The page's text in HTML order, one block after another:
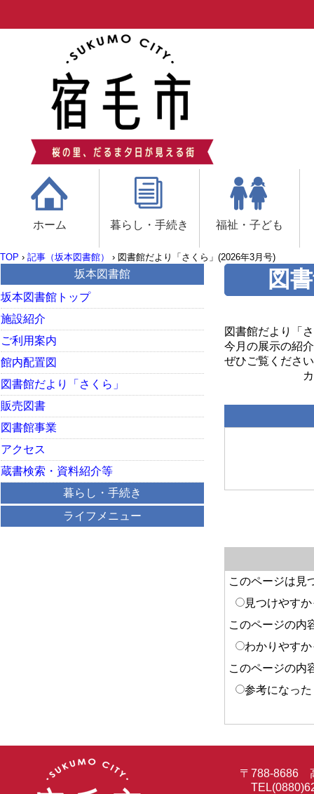
ホーム 暮らし・手続き 福祉・子ども
TOP › 記事（坂本図書館） › 図書館だより「さくら」(2026年3月号)
図
図書館だより「
今月の展示の紹
ぜひご覧くださ
このページは見
見つけやす
このページの内
わかりやす
このページの内
参考になった
坂本図書館
坂本図書館トップ
施設紹介
ご利用案内
館内配置図
図書館だより「さくら」
販売図書
図書館事業
アクセス
蔵書検索・資料紹介等
暮らし・手続き
ライフメニュー
〒788-8686